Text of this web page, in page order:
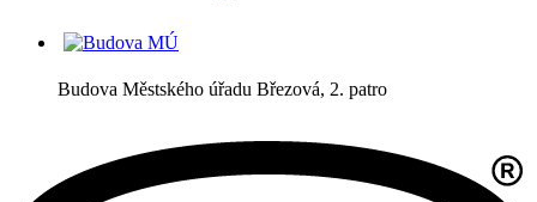
Budova Městského úřadu Březová, 2. patro